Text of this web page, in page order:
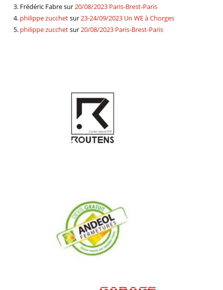
Frédéric Fabresur20/08/2023 Paris-Brest-Paris
philippe zucchetsur23-24/09/2023 Un WE à Chorges
philippe zucchetsur20/08/2023 Paris-Brest-Paris